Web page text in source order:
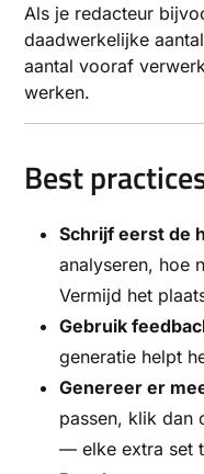
Als je redacteur
daadwerkelijke
aantal vooraf
werken.
Best
Schrijf eerst de
analyseren, hoe
Vermijd het
Gebruik
generatie helpt
Genereer er
passen, klik dan
— elke extra set